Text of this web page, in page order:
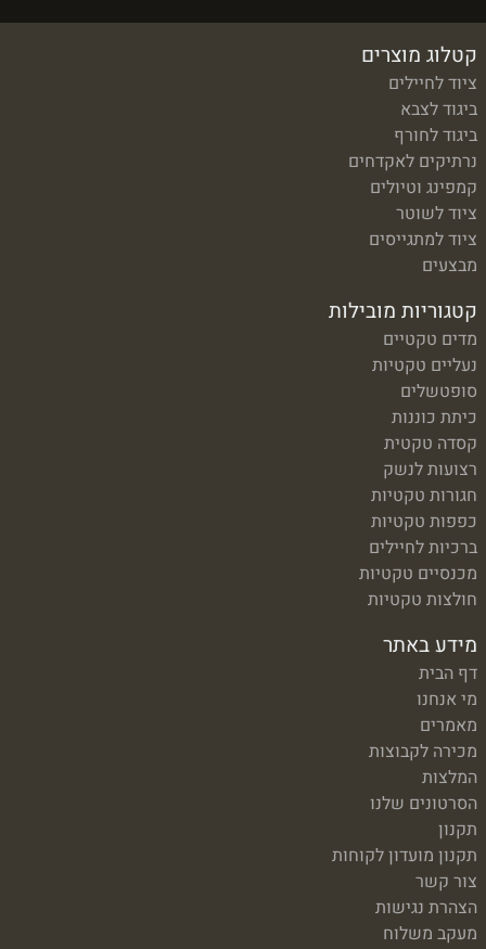
קטלוג מוצרים
ציוד לחיילים
ביגוד לצבא
ביגוד לחורף
נרתיקים לאקדחים
קמפינג וטיולים
ציוד לשוטר
ציוד למתגייסים
מבצעים
קטגוריות מובילות
מדים טקטיים
נעליים טקטיות
סופטשלים
כיתת כוננות
קסדה טקטית
רצועות לנשק
חגורות טקטיות
כפפות טקטיות
ברכיות לחיילים
מכנסיים טקטיות
חולצות טקטיות
מידע באתר
דף הבית
מי אנחנו
מאמרים
מכירה לקבוצות
המלצות
הסרטונים שלנו
תקנון
תקנון מועדון לקוחות
צור קשר
הצהרת נגישות
מעקב משלוח